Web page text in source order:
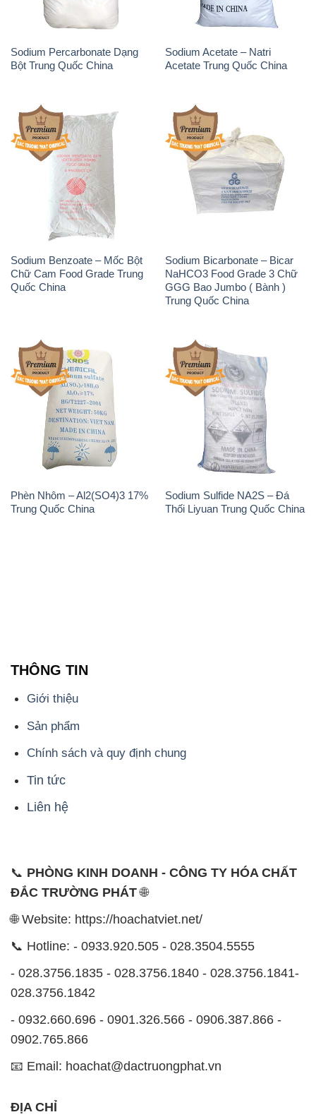
Sodium Percarbonate Dạng
Bột Trung Quốc China
Sodium Acetate – Natri
Acetate Trung Quốc China
Sodium Benzoate – Mốc Bột
Chữ Cam Food Grade Trung
Quốc China
Sodium Bicarbonate – Bicar
NaHCO3 Food Grade 3 Chữ
GGG Bao Jumbo ( Bành )
Trung Quốc China
Phèn Nhôm – Al2(SO4)3 17%
Trung Quốc China
Sodium Sulfide NA2S – Đá
Thối Liyuan Trung Quốc China
THÔNG TIN
Giới thiệu
Sản phẩm
Chính sách và quy định chung
Tin tức
Liên hệ
📞 PHÒNG KINH DOANH - CÔNG TY HÓA CHẤT
ĐẮC TRƯỜNG PHÁT🌐
🌐 Website: https://hoachatviet.net/
📞 Hotline: - 0933.920.505 - 028.3504.5555
- 028.3756.1835 - 028.3756.1840 - 028.3756.1841-
028.3756.1842
- 0932.660.696 - 0901.326.566 - 0906.387.866 -
0902.765.866
📧 Email: hoachat@dactruongphat.vn
ĐỊA CHỈ